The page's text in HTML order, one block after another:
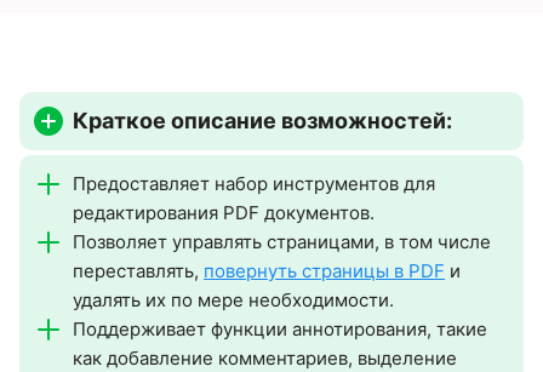
Краткое описание возможностей:
Предоставляет набор инструментов для
редактирования PDF документов.
Позволяет управлять страницами, в том числе
переставлять, повернуть страницы в PDF и
удалять их по мере необходимости.
Поддерживает функции аннотирования, такие
как добавление комментариев, выделение